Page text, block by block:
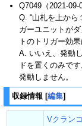
Q7049（2021-09-
Q. “山札を上から
ガーユニットが
トのトリガー効
A. いいえ、発動
ドを置くのみで
発動しません。
収録情報 [編集]
Vクラン